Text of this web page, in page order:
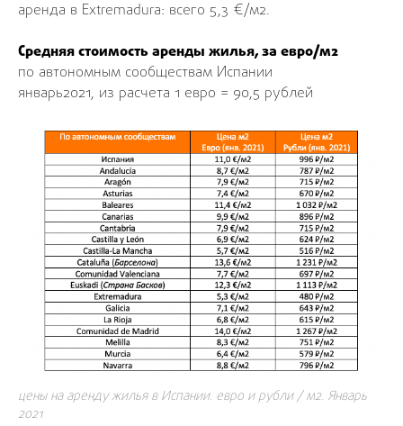
аренда в Extremadura: всего 5,3 €/м2.
Средняя стоимость аренды жилья, за евро/м2
по автономным сообществам Испании
январь2021, из расчета 1 евро = 90,5 рублей
цены на аренду жилья в Испании. евро и рубли / м2. Январь
2021